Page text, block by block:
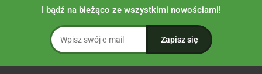
I bądź na bieżąco ze wszystkimi nowościami!